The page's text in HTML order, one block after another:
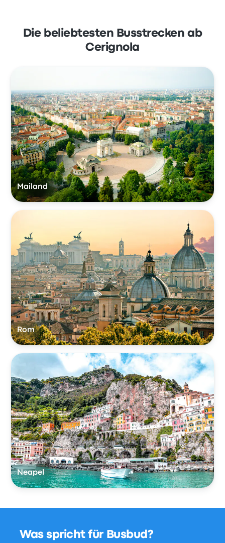
Die beliebtesten Busstrecken ab
Cerignola
Mailand
Rom
Neapel
Was spricht für Busbud?